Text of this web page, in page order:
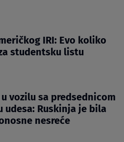
IRI: Evo koliko
studentsku listu
vozilu sa predsednicom
udesa: Ruskinja je bila
nesreće